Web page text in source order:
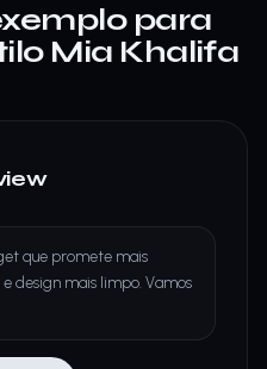
para
Mia Khalifa
que promete mais
design mais limpo. Vamos